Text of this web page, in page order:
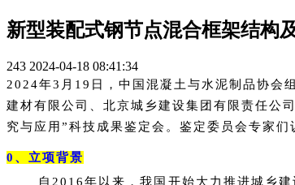
新型装配式钢节点混合框架结构
243 2024-04-18 08:41:34
2024年3月19日，中国混凝土与水泥制品协会
建材有限公司、北京城乡建设集团有限责任公
究与应用”科技成果鉴定会。鉴定委员会专家
0、 立项背景
自 2016年以来，我国开始大力推进城乡